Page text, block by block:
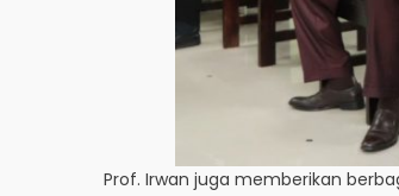
Prof. Irwan juga memberikan